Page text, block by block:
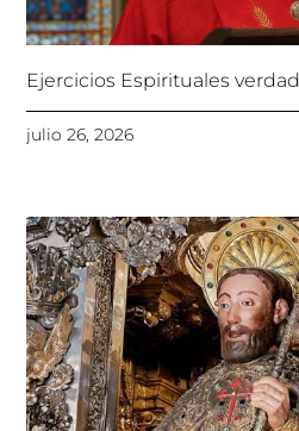
Ejercicios Espirituales
julio 26, 2026